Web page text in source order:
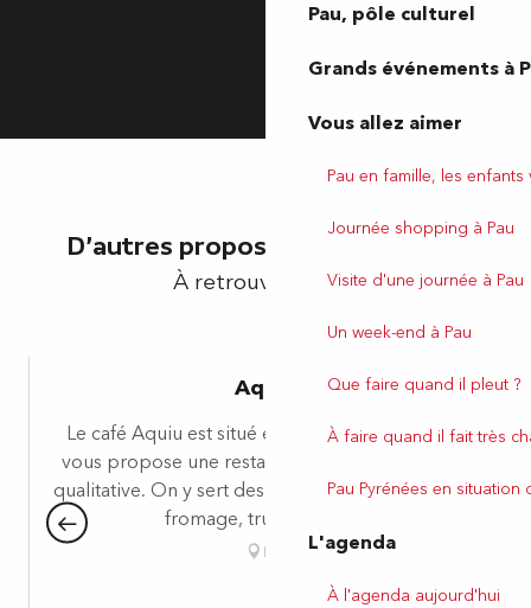
Pau, pôle culturel
Grands événements à
Vous allez aimer
Pau en famille, les
Journée shopping à Pau
Visite d'une journée à Pau
Un week-end à Pau
Que faire quand il pleut ?
À faire quand il fait très
Pau Pyrénées en situation
L'agenda
À l'agenda aujourd'hui
D'autres propositions végétales
À retrouver chez...
Aquiu
Le café Aquiu est situé en centre-ville de Pau. Il
vous propose une restauration simple, locale et
qualitative. On y sert des planches de charcuterie,
fromage, truite fumée...
Pau